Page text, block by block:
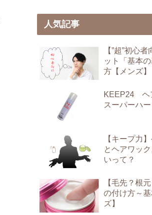
人気記事
【”超”初心
ット「基本
方【メンズ】
KEEP24 ヘ
スーパーハ
【キープ力
とヘアワッ
いって？
【毛先？根
の付け方～
ズ】